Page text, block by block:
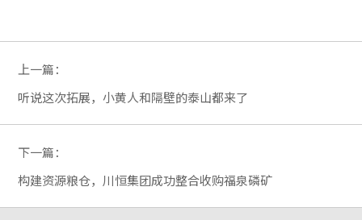
上一篇：
听说这次拓展，小黄人和隔壁的泰山都来了
下一篇：
构建资源粮仓，川恒集团成功整合收购福泉磷矿